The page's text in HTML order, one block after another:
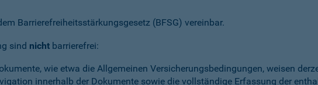
Barrierefreiheitsstärkungsgesetz (BFSG) vereinbar.
sind nicht barrierefrei:
wie etwa die Allgemeinen Versicherungsbedingungen, weisen
innerhalb der Dokumente sowie die vollständige Erfassung der